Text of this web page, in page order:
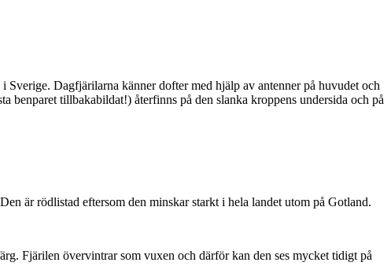
i Sverige. Dagfjärilarna känner dofter med hjälp av antenner på huvudet och
benparet tillbakabildat!) återfinns på den slanka kroppens undersida och på
är rödlistad eftersom den minskar starkt i hela landet utom på Gotland.
Fjärilen övervintrar som vuxen och därför kan den ses mycket tidigt på